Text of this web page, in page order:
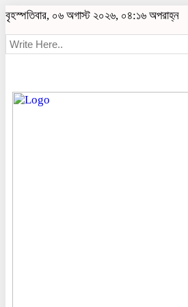
বৃহস্পতিবার, ০৬ অগাস্ট ২০২৬, ০৪:১৬ অপরাহ্ন